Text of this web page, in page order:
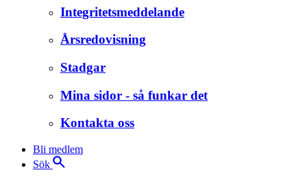
Integritetsmeddelande
Årsredovisning
Stadgar
Mina sidor - så funkar det
Kontakta oss
Bli medlem
Sök